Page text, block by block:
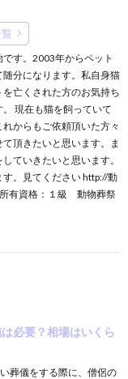
す。2003年からペット
分になります。私自身猫
亡くされた方のお気持ち
現在も猫を飼っていて
からもご依頼頂いた方々
頂きたいと思います。ま
ていきたいと思います。
。見てください http://動
：１級 動物葬祭
必要？相場はいくら
葬儀をする際に、僧侶の